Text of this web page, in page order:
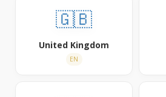
🇬🇧
United Kingdom
EN